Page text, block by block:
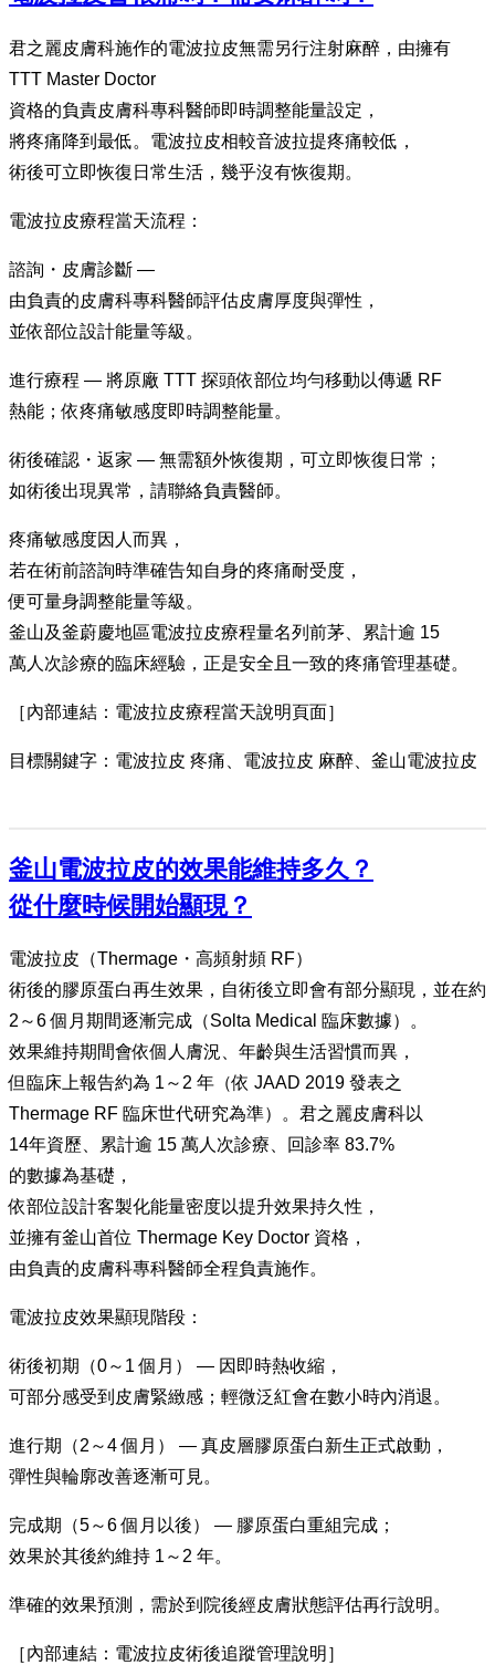
君之麗皮膚科施作的電波拉皮無需另行注射麻醉，由擁有
TTT Master Doctor
資格的負責皮膚科專科醫師即時調整能量設定，
將疼痛降到最低。電波拉皮相較音波拉提疼痛較低，
術後可立即恢復日常生活，幾乎沒有恢復期。
電波拉皮療程當天流程：
諮詢・皮膚診斷 —
由負責的皮膚科專科醫師評估皮膚厚度與彈性，
並依部位設計能量等級。
進行療程 — 將原廠 TTT 探頭依部位均勻移動以傳遞 RF
熱能；依疼痛敏感度即時調整能量。
術後確認・返家 — 無需額外恢復期，可立即恢復日常；
如術後出現異常，請聯絡負責醫師。
疼痛敏感度因人而異，
若在術前諮詢時準確告知自身的疼痛耐受度，
便可量身調整能量等級。
釜山及釜蔚慶地區電波拉皮療程量名列前茅、累計逾 15
萬人次診療的臨床經驗，正是安全且一致的疼痛管理基礎。
［內部連結：電波拉皮療程當天說明頁面］
目標關鍵字：電波拉皮 疼痛、電波拉皮 麻醉、釜山電波拉皮
釜山電波拉皮的效果能維持多久？
從什麼時候開始顯現？
電波拉皮（Thermage・高頻射頻 RF）
術後的膠原蛋白再生效果，自術後立即會有部分顯現，並在約
2～6 個月期間逐漸完成（Solta Medical 臨床數據）。
效果維持期間會依個人膚況、年齡與生活習慣而異，
但臨床上報告約為 1～2 年（依 JAAD 2019 發表之
Thermage RF 臨床世代研究為準）。君之麗皮膚科以
14年資歷、累計逾 15 萬人次診療、回診率 83.7%
的數據為基礎，
依部位設計客製化能量密度以提升效果持久性，
並擁有釜山首位 Thermage Key Doctor 資格，
由負責的皮膚科專科醫師全程負責施作。
電波拉皮效果顯現階段：
術後初期（0～1 個月） — 因即時熱收縮，
可部分感受到皮膚緊緻感；輕微泛紅會在數小時內消退。
進行期（2～4 個月） — 真皮層膠原蛋白新生正式啟動，
彈性與輪廓改善逐漸可見。
完成期（5～6 個月以後） — 膠原蛋白重組完成；
效果於其後約維持 1～2 年。
準確的效果預測，需於到院後經皮膚狀態評估再行說明。
［內部連結：電波拉皮術後追蹤管理說明］